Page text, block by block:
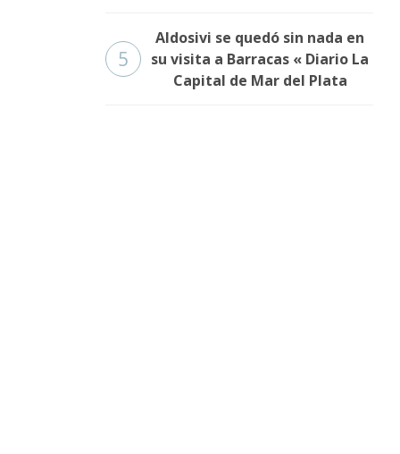
5
Aldosivi se quedó sin nada en
su visita a Barracas « Diario La
Capital de Mar del Plata